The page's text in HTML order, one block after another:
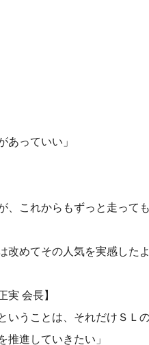
あっていい」
、これからもずっと走って
めてその人気を実感したよ
実 会長】
いうことは、それだけＳ
推進していきたい」